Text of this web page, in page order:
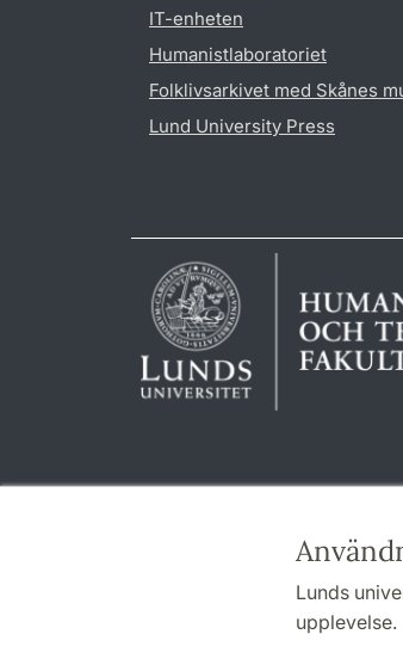
Lunds
upplevelse.
IT-enheten
Humanistlaboratoriet
Folklivsarkivet med Skånes
Lund University Press